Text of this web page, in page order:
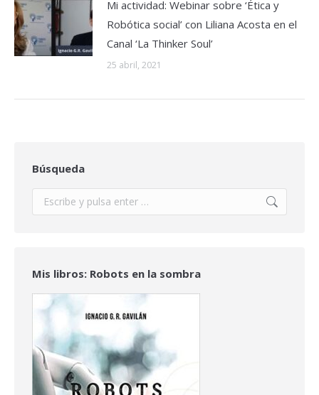
Mi actividad: Webinar sobre ‘Ética y
Robótica social’ con Liliana Acosta en el
Canal ‘La Thinker Soul’
25 abril, 2021
Búsqueda
Buscar:
Mis libros: Robots en la sombra